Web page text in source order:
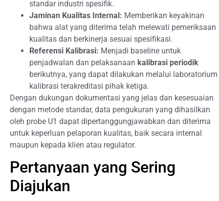
standar industri spesifik.
Jaminan Kualitas Internal: Memberikan keyakinan
bahwa alat yang diterima telah melewati pemeriksaan
kualitas dan berkinerja sesuai spesifikasi.
Referensi Kalibrasi: Menjadi baseline untuk
penjadwalan dan pelaksanaan kalibrasi periodik
berikutnya, yang dapat dilakukan melalui laboratorium
kalibrasi terakreditasi pihak ketiga.
Dengan dukungan dokumentasi yang jelas dan kesesuaian
dengan metode standar, data pengukuran yang dihasilkan
oleh probe U1 dapat dipertanggungjawabkan dan diterima
untuk keperluan pelaporan kualitas, baik secara internal
maupun kepada klien atau regulator.
Pertanyaan yang Sering
Diajukan